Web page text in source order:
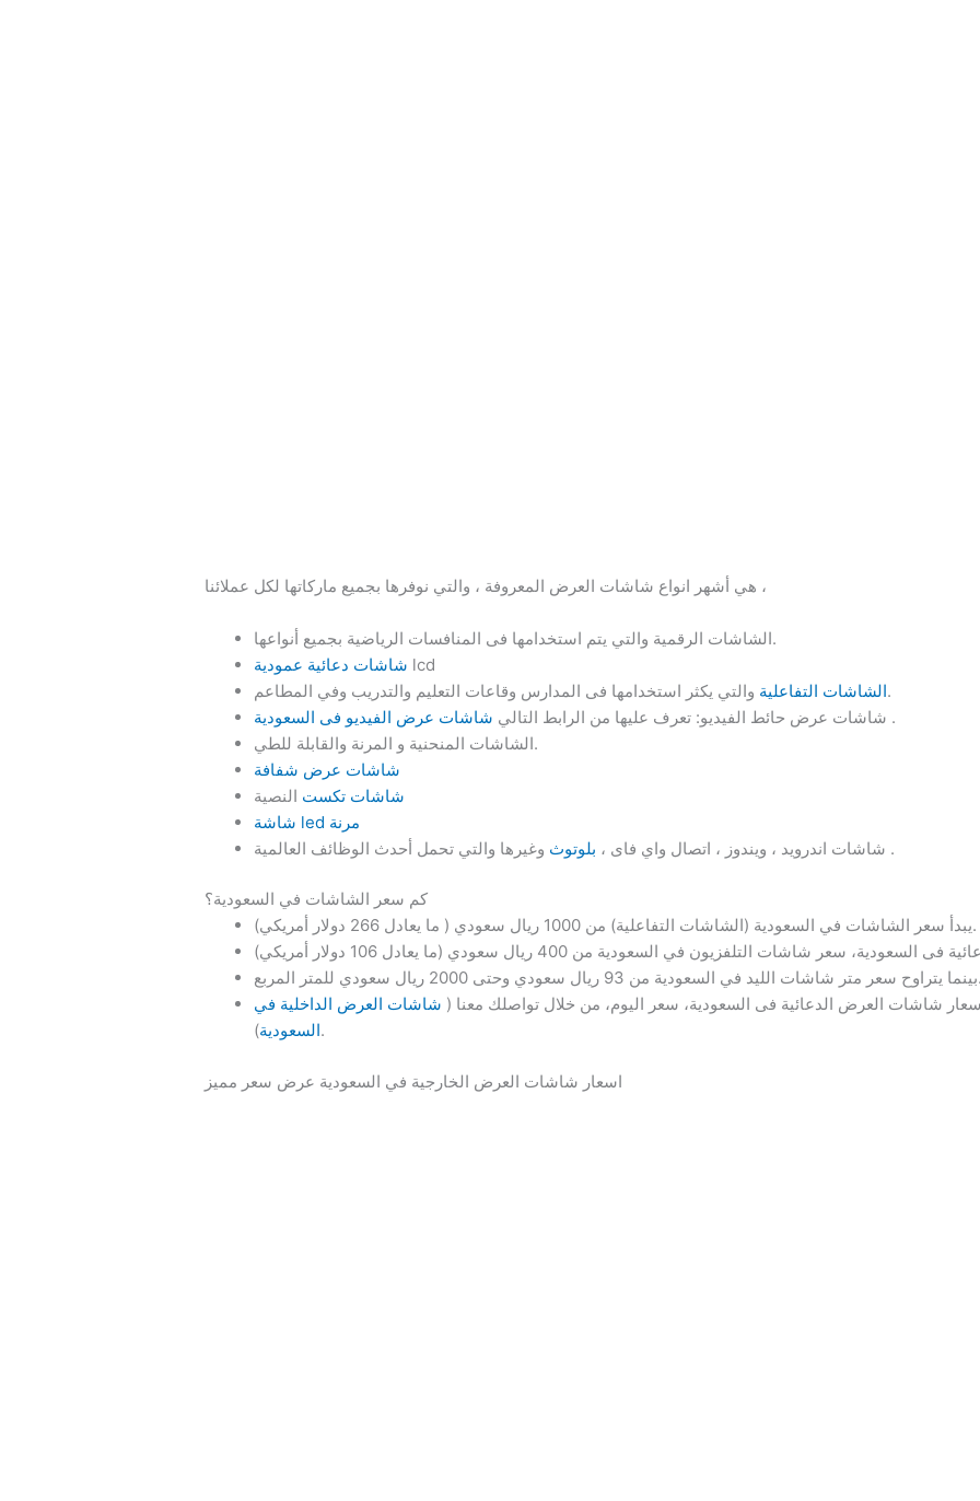
هي أشهر انواع شاشات العرض المعروفة ، والتي نوفرها بجميع ماركاتها لكل عملائنا ،
الشاشات الرقمية والتي يتم استخدامها فى المنافسات الرياضية بجميع أنواعها.
شاشات دعائية عمودية lcd
الشاشات التفاعليةوالتي يكثر استخدامها فى المدارس وقاعات التعليم والتدريب وفي المطاعم.
شاشات عرض حائط الفيديو: تعرف عليها من الرابط التالي شاشات عرض الفيديو فى السعودية
.
الشاشات المنحنية و المرنة والقابلة للطي.
شاشات عرض شفافة
شاشات تكست النصية
شاشة led مرنة
شاشات اندرويد ، ويندوز ، اتصال واي فاى ، بلوتوث وغيرها والتي تحمل أحدث الوظائف العالمية .
كم سعر الشاشات في السعودية؟
يبدأ سعر الشاشات في السعودية (الشاشات التفاعلية) من 1000 ريال سعودي ( ما يعادل 266 دولار أمريكي).
بينما يتراوح سعر متر شاشات الليد في السعودية من 93 ريال سعودي وحتى 2000 ريال سعودي للمتر المربع.
شاشات العرض الدعائية فى السعودية، سعر اليوم، من خلال تواصلك معنا ( شاشات العرض الداخلية في
السعودية).
اسعار شاشات العرض الخارجية في السعودية عرض سعر مميز